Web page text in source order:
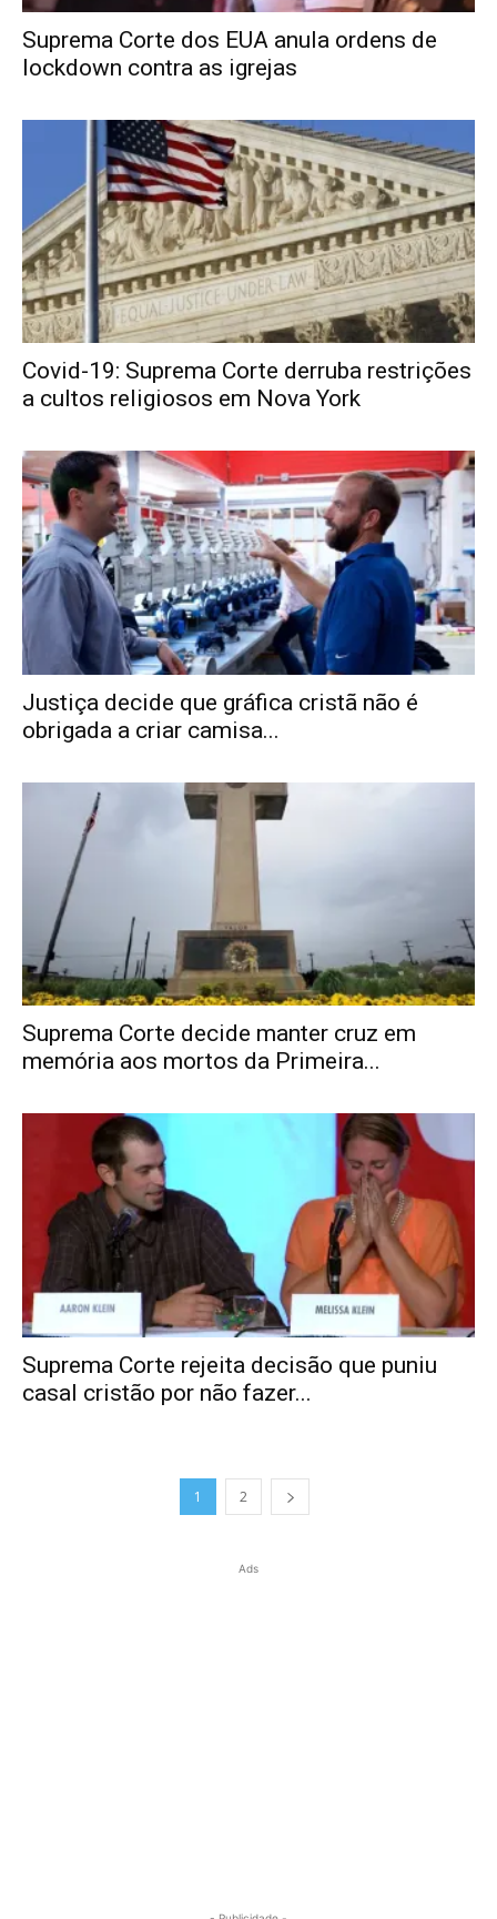
Suprema Corte dos EUA anula ordens de
lockdown contra as igrejas
Covid-19: Suprema Corte derruba restrições
a cultos religiosos em Nova York
Justiça decide que gráfica cristã não é
obrigada a criar camisa...
Suprema Corte decide manter cruz em
memória aos mortos da Primeira...
Suprema Corte rejeita decisão que puniu
casal cristão por não fazer...
1 2
Ads